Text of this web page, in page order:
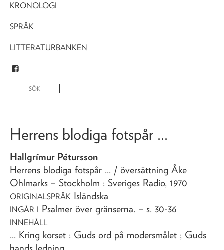
KRONOLOGI
SPRÅK
LITTERATURBANKEN
Herrens blodiga fotspår ...
Hallgrímur Pétursson
Herrens blodiga fotspår ... / översättning Åke
Ohlmarks – Stockholm : Sveriges Radio, 1970
ORIGINALSPRÅK Isländska
INGÅR I Psalmer över gränserna. – s. 30-36
INNEHÅLL
... Kring korset : Guds ord på modersmålet ; Guds